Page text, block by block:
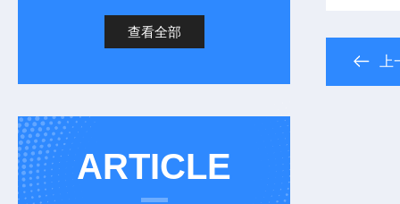
查看全部
ARTICLE